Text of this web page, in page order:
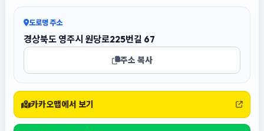
도로명 주소
경상북도 영주시 원당로225번길 67
주소 복사
카카오맵에서 보기